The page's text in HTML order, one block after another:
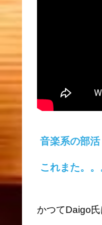
音楽系の部
これまた。。
かつてDaigo